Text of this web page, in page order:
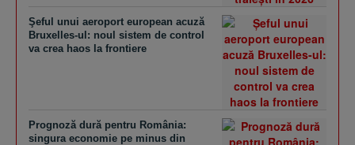
Şeful unui aeroport european acuză
Bruxelles-ul: noul sistem de control
va crea haos la frontiere
Prognoză dură pentru România:
singura economie pe minus din